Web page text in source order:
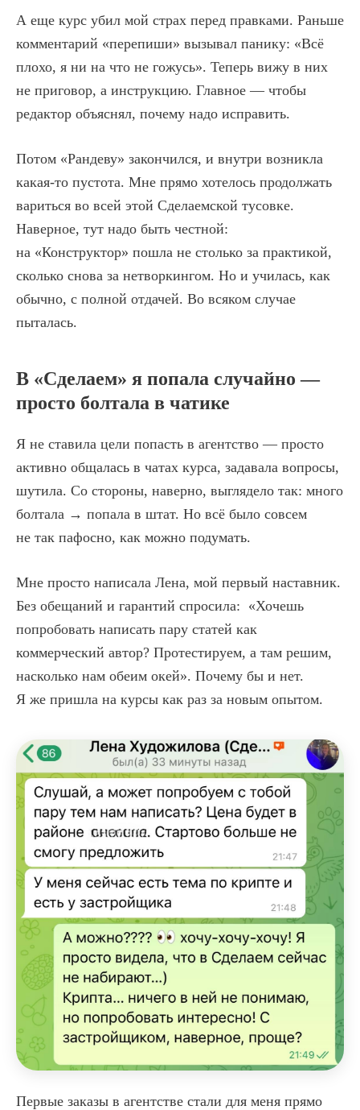
А еще курс убил мой страх перед правками. Раньше
комментарий «перепиши» вызывал панику: «Всё
плохо, я ни на что не гожусь». Теперь вижу в них
не приговор, а инструкцию. Главное — чтобы
редактор объяснял, почему надо исправить.
Потом «Рандеву» закончился, и внутри возникла
какая-то пустота. Мне прямо хотелось продолжать
вариться во всей этой Сделаемской тусовке.
Наверное, тут надо быть честной:
на «Конструктор» пошла не столько за практикой,
сколько снова за нетворкингом. Но и училась, как
обычно, с полной отдачей. Во всяком случае
пыталась.
В «Сделаем» я попала случайно —
просто болтала в чатике
Я не ставила цели попасть в агентство — просто
активно общалась в чатах курса, задавала вопросы,
шутила. Со стороны, наверно, выглядело так: много
болтала → попала в штат. Но всё было совсем
не так пафосно, как можно подумать.
Мне просто написала Лена, мой первый наставник.
Без обещаний и гарантий спросила: «Хочешь
попробовать написать пару статей как
коммерческий автор? Протестируем, а там решим,
насколько нам обеим окей». Почему бы и нет.
Я же пришла на курсы как раз за новым опытом.
Первые заказы в агентстве стали для меня прямо